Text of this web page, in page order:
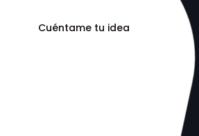
Cuéntame tu idea